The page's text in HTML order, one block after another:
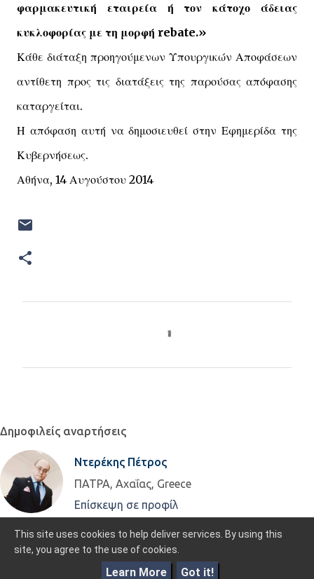
φαρμακευτική εταιρεία ή τον κάτοχο άδειας
κυκλοφορίας με τη μορφή rebate.»
Κάθε διάταξη προηγούμενων Υπουργικών Αποφάσεων
αντίθετη προς τις διατάξεις της παρούσας απόφασης
καταργείται.
Η απόφαση αυτή να δημοσιευθεί στην Εφημερίδα της
Κυβερνήσεως.
Αθήνα, 14 Αυγούστου 2014
Δημοφιλείς αναρτήσεις
Ντερέκης Πέτρος
ΠΑΤΡΑ, Αχαΐας, Greece
Επίσκεψη σε προφίλ
Από το Blogger
helleniclawyer- ΕΛΛΗΝΑΣ ΔΙΚΗΓΟΡΟΣ
This site uses cookies to help deliver services. By using this
site, you agree to the use of cookies.
Learn More Got it!